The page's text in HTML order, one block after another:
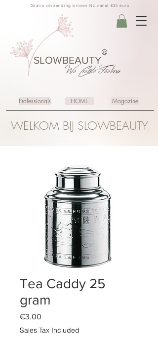
Gratis verzending binnen NL vanaf €35 euro
SLOWBEAUTY
We CreateFeeling
®
Professionals HOME Magazine
WELKOM BIJ SLOWBEAUTY
Tea Caddy 25
gram
€3.00
Sales Tax Included